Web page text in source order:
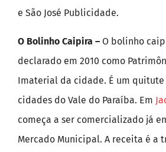
e São José Publicidade.
O Bolinho Caipira – O bolinho
declarado em 2010 como
Imaterial da cidade. É um quitute
cidades do Vale do Paraíba. Em
começa a ser comercializado já
Mercado Municipal. A receita é a